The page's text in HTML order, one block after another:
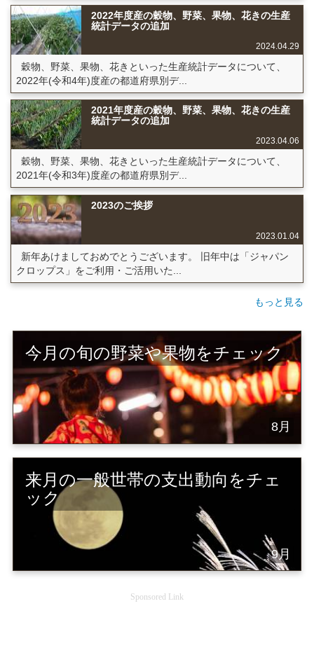
2022年度産の穀物、野菜、果物、花きの生産
統計データの追加
2024.04.29
穀物、野菜、果物、花きといった生産統計データについて、
2022年(令和4年)度産の都道府県別デ...
2021年度産の穀物、野菜、果物、花きの生産
統計データの追加
2023.04.06
穀物、野菜、果物、花きといった生産統計データについて、
2021年(令和3年)度産の都道府県別デ...
2023のご挨拶
2023.01.04
新年あけましておめでとうございます。 旧年中は「ジャパン
クロップス」をご利用・ご活用いた...
もっと見る
今月の旬の野菜や果物をチェック
8月
来月の一般世帯の支出動向をチェ
ック
9月
Sponsored Link